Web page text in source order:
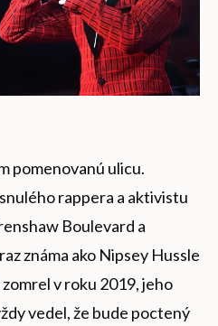
pomenovanú ulicu.
rappera a aktivistu
Boulevard a
známa ako Nipsey Hussle
v roku 2019, jeho
vedel, že bude poctený